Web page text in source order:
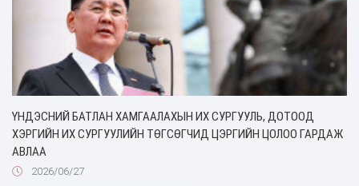
ҮНДЭСНИЙ БАТЛАН ХАМГААЛАХЫН ИХ СУРГУУЛЬ, ДОТООД
ХЭРГИЙН ИХ СУРГУУЛИЙН ТӨГСӨГЧИД ЦЭРГИЙН ЦОЛОО ГАРДАЖ
АВЛАА
2026/06/27